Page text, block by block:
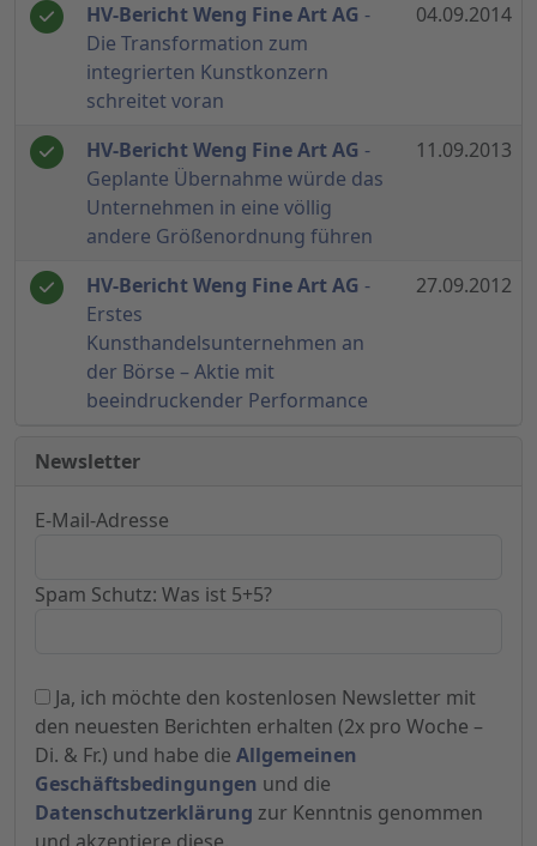
HV-Bericht Weng Fine Art AG -
Die Transformation zum
integrierten Kunstkonzern
schreitet voran
04.09.2014
HV-Bericht Weng Fine Art AG -
Geplante Übernahme würde das
Unternehmen in eine völlig
andere Größenordnung führen
11.09.2013
HV-Bericht Weng Fine Art AG -
Erstes
Kunsthandelsunternehmen an
der Börse – Aktie mit
beeindruckender Performance
27.09.2012
Newsletter
E-Mail-Adresse
Spam Schutz: Was ist 5+5?
Ja, ich möchte den kostenlosen Newsletter mit
den neuesten Berichten erhalten (2x pro Woche –
Di. & Fr.) und habe die Allgemeinen
Geschäftsbedingungen und die
Datenschutzerklärung zur Kenntnis genommen